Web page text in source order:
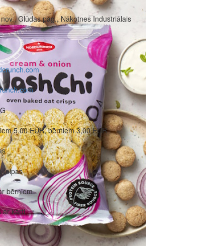
Glūdas pag., Nākotnes Industriālais
5,00 EUR, bērniem 3,00 EUR
telpas
bērniem
ar karti